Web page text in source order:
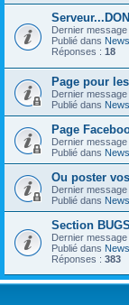
Dernier
Publié dans
Réponses : 18
Page pour
Dernier
Publié dans
Page
Dernier
Publié dans
Ou poster
Dernier
Publié dans
Section BUGS
Dernier
Publié dans
Réponses : 383